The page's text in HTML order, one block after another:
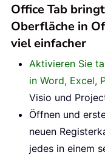
Office Tab
Oberfläche in
viel einfacher
Aktivieren Sie
in Word, Excel,
Visio und
Öffnen und
neuen
jedes in einem